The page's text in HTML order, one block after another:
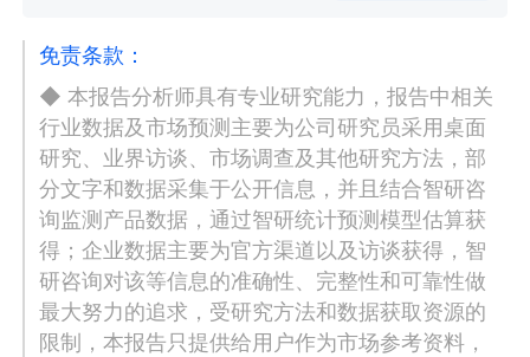
免责条款：
◆ 本报告分析师具有专业研究能力，报告中相关
行业数据及市场预测主要为公司研究员采用桌面
研究、业界访谈、市场调查及其他研究方法，部
分文字和数据采集于公开信息，并且结合智研咨
询监测产品数据，通过智研统计预测模型估算获
得；企业数据主要为官方渠道以及访谈获得，智
研咨询对该等信息的准确性、完整性和可靠性做
最大努力的追求，受研究方法和数据获取资源的
限制，本报告只提供给用户作为市场参考资料，